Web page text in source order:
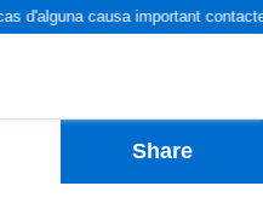
d'alguna causa important
Share